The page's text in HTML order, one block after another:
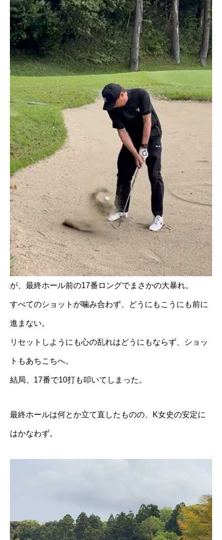
が、最終ホール前の17番ロングでまさかの大暴れ。
すべてのショットが噛み合わず、どうにもこうにも前に
進まない。
リセットしようにも心の乱れはどうにもならず、ショッ
トもあちこちへ。
結局、17番で10打も叩いてしまった。
最終ホールは何とか立て直したものの、K女史の安定に
はかなわず。